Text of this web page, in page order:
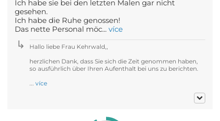
Ich habe sie bei den letzten Malen gar nicht
gesehen.
Ich habe die Ruhe genossen!
Das nette Personal möc... více
Hallo liebe Frau Kehrwald,,
herzlichen Dank, dass Sie sich die Zeit genommen haben,
so ausführlich über Ihren Aufenthalt bei uns zu berichten.
více